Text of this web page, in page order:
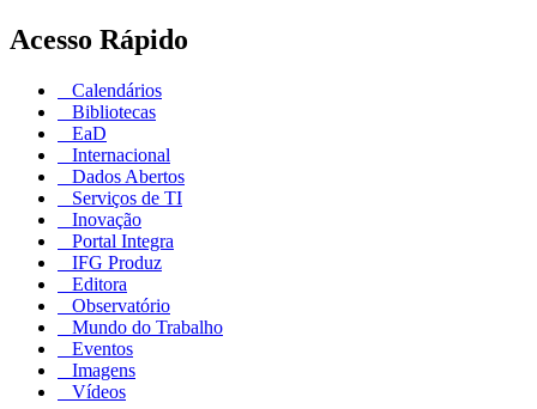
Acesso Rápido
Calendários
Bibliotecas
EaD
Internacional
Dados Abertos
Serviços de TI
Inovação
Portal Integra
IFG Produz
Editora
Observatório
Mundo do Trabalho
Eventos
Imagens
Vídeos